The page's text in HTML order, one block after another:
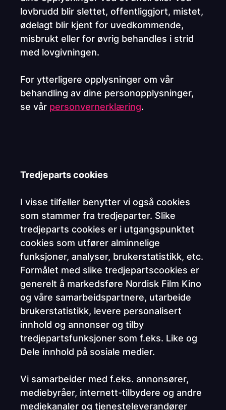
lovbrudd blir slettet, offentliggjort, mistet,
ødelagt blir kjent for uvedkommende,
misbrukt eller for øvrig behandles i strid
med lovgivningen.
For ytterligere opplysninger om vår
behandling av dine personopplysninger,
se vår personvernerklæring.
Tredjeparts cookies
I visse tilfeller benytter vi også cookies
som stammer fra tredjeparter. Slike
tredjeparts cookies er i utgangspunktet
cookies som utfører alminnelige
funksjoner, analyser, brukerstatistikk, etc.
Formålet med slike tredjepartscookies er
generelt å markedsføre Nordisk Film Kino
og våre samarbeidspartnere, utarbeide
brukerstatistikk, levere personalisert
innhold og annonser og tilby
tredjepartsfunksjoner som f.eks. Like og
Dele innhold på sosiale medier.
Vi samarbeider med f.eks. annonsører,
mediebyråer, internett-tilbydere og andre
mediekanaler og tjenesteleverandører